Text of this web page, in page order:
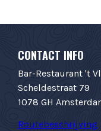
CONTACT INFO
Bar-Restaurant 't
Scheldestraat 79
1078 GH
Routebeschrijving